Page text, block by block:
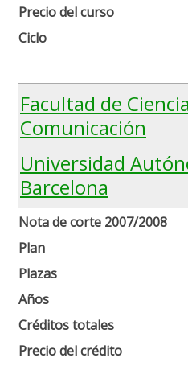
Precio del curso
Ciclo
Facultad de
Comunicación
Universidad
Barcelona
Nota de corte 2007/2008
Plan
Plazas
Años
Créditos totales
Precio del crédito